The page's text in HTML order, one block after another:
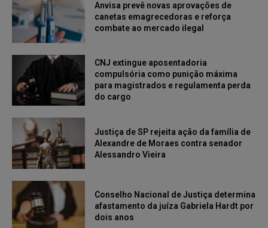
Anvisa prevê novas aprovações de
canetas emagrecedoras e reforça
combate ao mercado ilegal
CNJ extingue aposentadoria
compulsória como punição máxima
para magistrados e regulamenta perda
do cargo
Justiça de SP rejeita ação da família de
Alexandre de Moraes contra senador
Alessandro Vieira
Conselho Nacional de Justiça determina
afastamento da juíza Gabriela Hardt por
dois anos